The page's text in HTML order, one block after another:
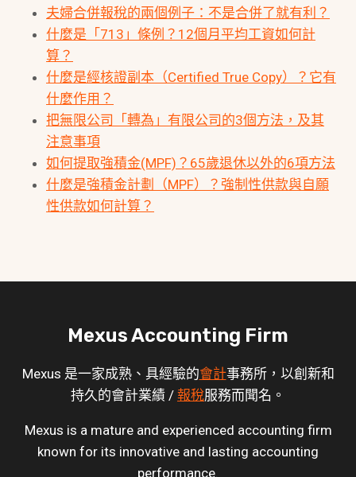
夫婦合併報稅的兩個例子：不是合併了就有利？
什麼是「713」條例？12個月平均工資如何計
算？
什麼是經核證副本（Certified True Copy）？它有
什麼作用？
把無限公司「轉為」有限公司的3個方法，及其
注意事項
如何提取強積金(MPF)？65歲退休以外的6項方法
什麼是強積金計劃（MPF）？強制性供款與自願
性供款如何計算？
Mexus Accounting Firm
Mexus 是一家成熟、具經驗的會計事務所，以創新和
持久的會計業績 / 報稅服務而聞名。
Mexus is a mature and experienced accounting firm
known for its innovative and lasting accounting
performance.